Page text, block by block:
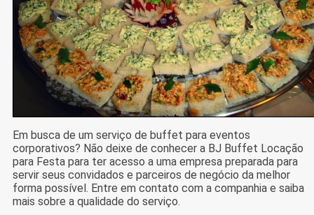
Em busca de um serviço de buffet para eventos
corporativos? Não deixe de conhecer a BJ Buffet Locação
para Festa para ter acesso a uma empresa preparada para
servir seus convidados e parceiros de negócio da melhor
forma possível. Entre em contato com a companhia e saiba
mais sobre a qualidade do serviço.